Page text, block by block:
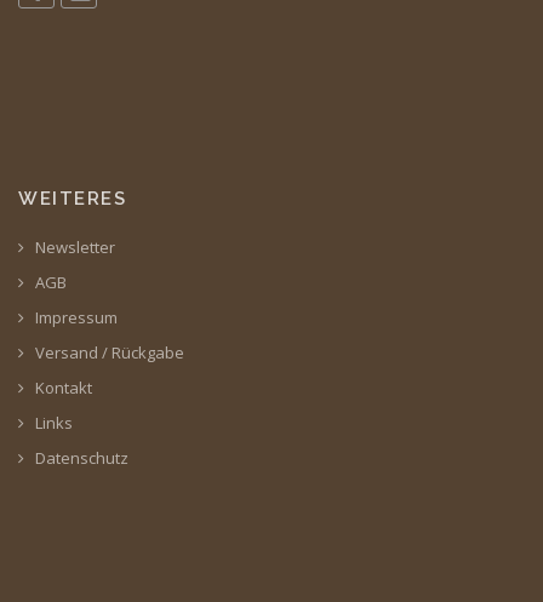
WEITERES
Newsletter
AGB
Impressum
Versand / Rückgabe
Kontakt
Links
Datenschutz